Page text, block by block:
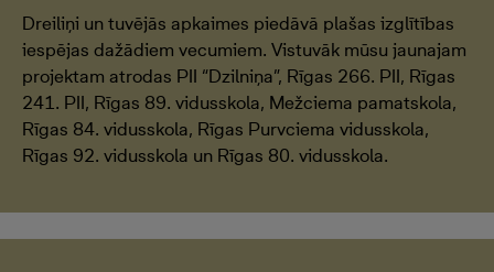
Dreiliņi un tuvējās apkaimes piedāvā plašas izglītības
iespējas dažādiem vecumiem. Vistuvāk mūsu jaunajam
projektam atrodas PII “Dzilniņa”, Rīgas 266. PII, Rīgas
241. PII, Rīgas 89. vidusskola, Mežciema pamatskola,
Rīgas 84. vidusskola, Rīgas Purvciema vidusskola,
Rīgas 92. vidusskola un Rīgas 80. vidusskola.